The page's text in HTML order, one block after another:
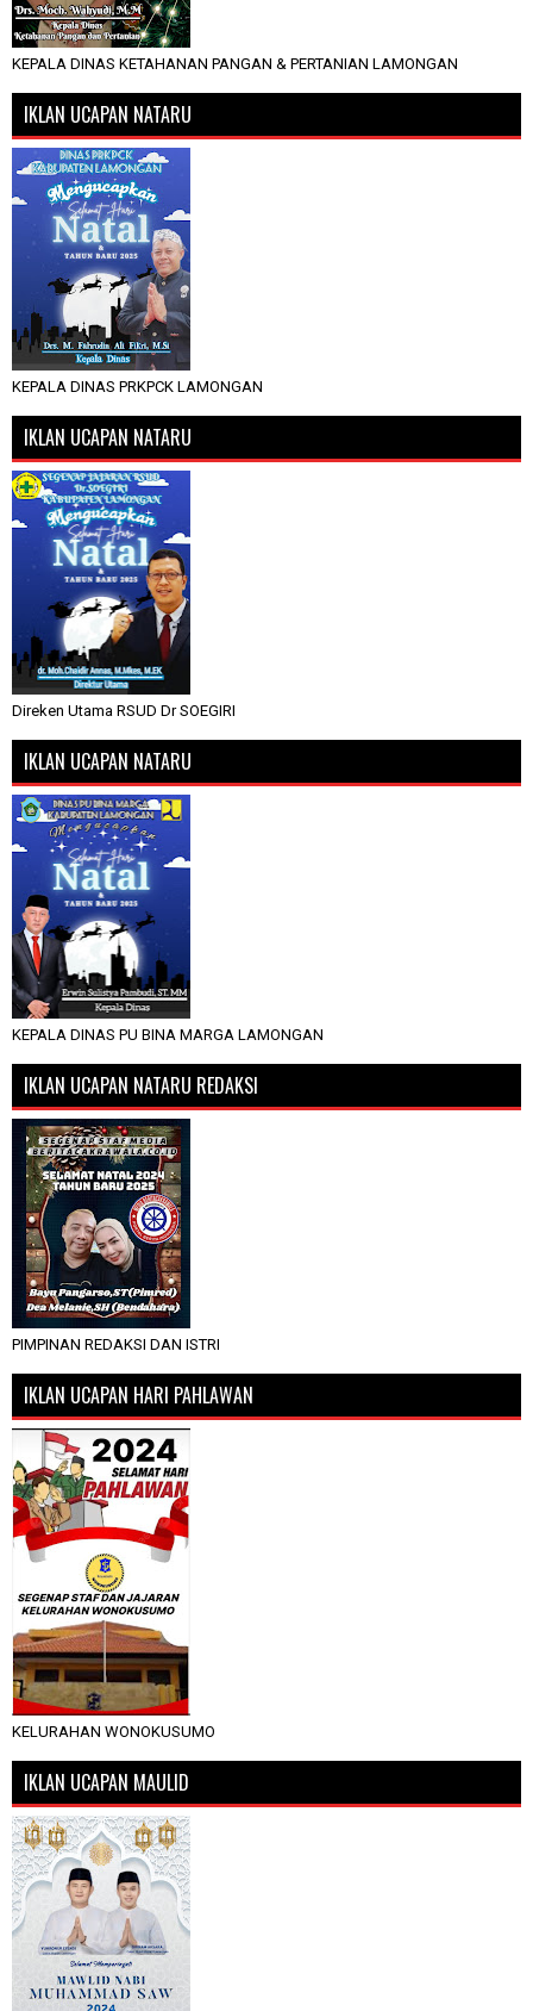
KEPALA DINAS KETAHANAN PANGAN & PERTANIAN LAMONGAN
IKLAN UCAPAN NATARU
KEPALA DINAS PRKPCK LAMONGAN
IKLAN UCAPAN NATARU
Direken Utama RSUD Dr SOEGIRI
IKLAN UCAPAN NATARU
KEPALA DINAS PU BINA MARGA LAMONGAN
IKLAN UCAPAN NATARU REDAKSI
PIMPINAN REDAKSI DAN ISTRI
IKLAN UCAPAN HARI PAHLAWAN
KELURAHAN WONOKUSUMO
IKLAN UCAPAN MAULID